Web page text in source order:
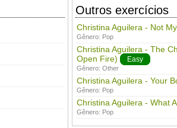
Outros exercícios
Christina Aguilera - Not
Gênero: Pop
Christina Aguilera - The
Open Fire)
Easy
Gênero: Other
Christina Aguilera - Your
Gênero: Pop
Christina Aguilera - What
Gênero: Pop